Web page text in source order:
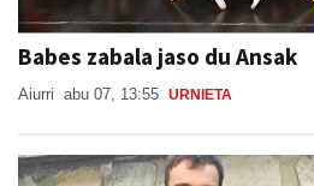
Babes zabala jaso du Ansak
Aiurri abu 07, 13:55 URNIETA